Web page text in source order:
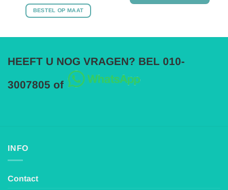
5uit 5
BESTEL OP MAAT
HEEFT U NOG VRAGEN? BEL 010-
3007805 of
INFO
Contact